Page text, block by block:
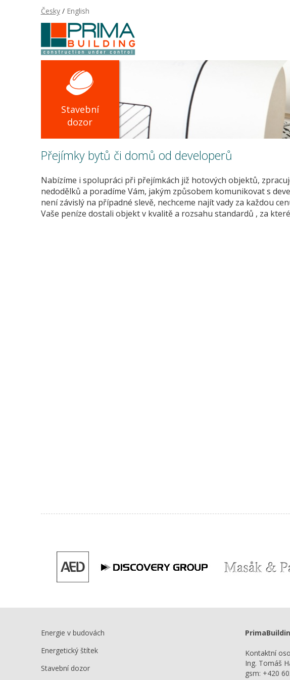
Česky/ English
Stavební
dozor
Přejímky bytů či domů od developerů
Nabízíme i spolupráci při přejímkách již hotových objektů,
nedodělků a poradíme Vám, jakým způsobem komunikovat s
není závislý na případné slevě, nechceme najít vady za každou
Vaše peníze dostali objekt v kvalitě a rozsahu standardů , za
Energie v budovách
Energetický štítek
Stavební dozor
Kontaktní
Ing. Tomáš
gsm: +420